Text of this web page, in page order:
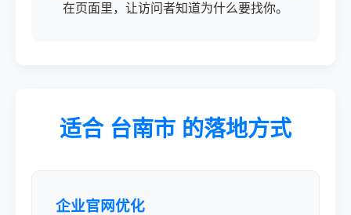
在页面里，让访问者知道为什么要找你。
适合 台南市 的落地方式
企业官网优化